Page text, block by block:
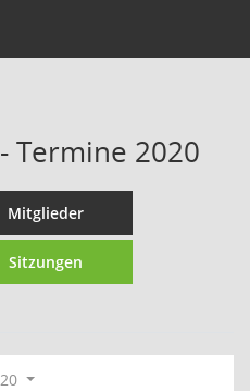
Termine 2020
Mitglieder
Sitzungen